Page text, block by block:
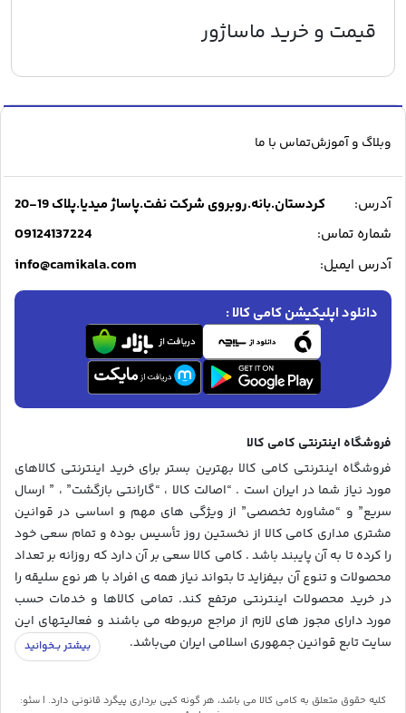
قیمت و خرید ماساژور
وبلاگ و آموزشتماس با ما
آدرس:
کردستان.بانه.روبروی شرکت نفت.پاساژ میدیا.پلاک 19-20
شماره تماس:
09124137224
آدرس ایمیل: info@camikala.com
دانلود اپلیکیشن کامی کالا :
فروشگاه اینترنتی کامی کالا
فروشگاه اینترنتی کامی کالا بهترین بستر برای خرید اینترنتی کالاهای
مورد نیاز شما در ایران است . “اصالت کالا ، “گارانتی بازگشت” ، ” ارسال
سریع” و “مشاوره تخصصی” از ویژگی های مهم و اساسی در قوانین
مشتری مداری کامی کالا از نخستین روز تأسیس بوده و تمام سعی خود
را کرده تا به آن پایبند باشد . کامی کالا سعی بر آن دارد که روزانه بر تعداد
محصولات و تنوع آن بیفزاید تا بتواند نیاز همه ی افراد با هر نوع سلیقه را
در خرید محصولات اینترنتی مرتفع کند. تمامی کالاها و خدمات حسب
مورد دارای مجوز های لازم از مراجع مربوطه می باشند و فعالیتهای این
سایت تابع قوانین جمهوری اسلامی ایران می‌باشد.
کلیه حقوق متعلق به کامی کالا می باشد، هر گونه کپی برداری پیگرد قانونی دارد. | سئو: